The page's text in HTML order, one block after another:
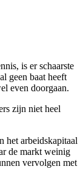
is er schaarste
geen baat heeft
even doorgaan.
zijn niet heel
het arbeidskapitaal
de markt weinig
vervolgen met